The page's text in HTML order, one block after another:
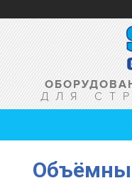
ДЛЯ
ГЛАВНАЯ